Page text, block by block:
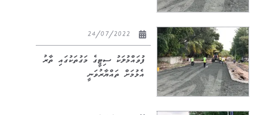
ފުވައްމުލަކު ސިޓީގެ މަގުތަކުގައި ތާރު
އެޅުމަށް ތައްޔާރުވަނީ